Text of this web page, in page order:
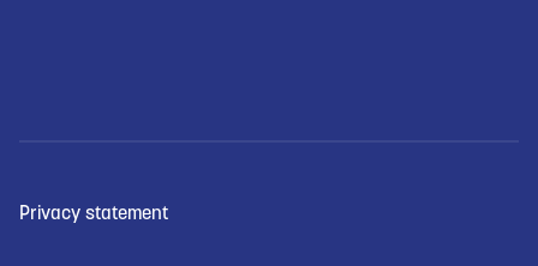
Privacy statement